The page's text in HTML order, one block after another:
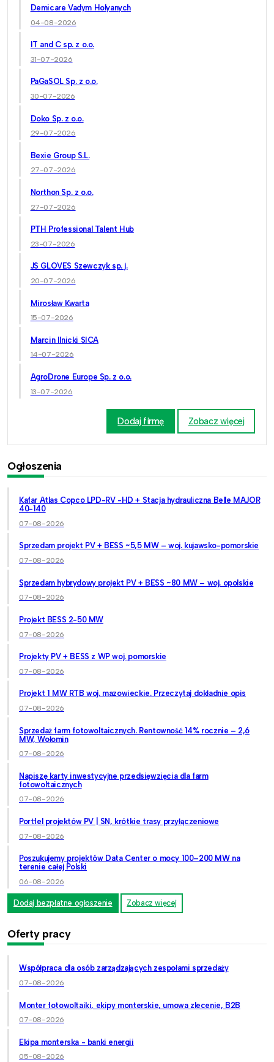
Demicare Vadym Holyanych
04-08-2026
IT and C sp. z o.o.
31-07-2026
PaGaSOL Sp. z o.o.
30-07-2026
Doko Sp. z o.o.
29-07-2026
Bexie Group S.L.
27-07-2026
Northon Sp. z o.o.
27-07-2026
PTH Professional Talent Hub
23-07-2026
JS GLOVES Szewczyk sp. j.
20-07-2026
Mirosław Kwarta
15-07-2026
Marcin Ilnicki SICA
14-07-2026
AgroDrone Europe Sp. z o.o.
13-07-2026
Dodaj firmę Zobacz więcej
Ogłoszenia
Kafar Atlas Copco LPD-RV -HD + Stacja hydrauliczna Belle MAJOR
40-140
07-08-2026
Sprzedam projekt PV + BESS ~5,5 MW – woj. kujawsko-pomorskie
07-08-2026
Sprzedam hybrydowy projekt PV + BESS ~80 MW – woj. opolskie
07-08-2026
Projekt BESS 2-50 MW
07-08-2026
Projekty PV + BESS z WP woj. pomorskie
07-08-2026
Projekt 1 MW RTB woj. mazowieckie. Przeczytaj dokładnie opis
07-08-2026
Sprzedaż farm fotowoltaicznych. Rentowność 14% rocznie – 2,6
MW, Wołomin
07-08-2026
Napiszę karty inwestycyjne przedsięwzięcia dla farm
fotowoltaicznych
07-08-2026
Portfel projektów PV | SN, krótkie trasy przyłączeniowe
07-08-2026
Poszukujemy projektów Data Center o mocy 100–200 MW na
terenie całej Polski
06-08-2026
Dodaj bezpłatne ogłoszenie Zobacz więcej
Oferty pracy
Współpraca dla osób zarządzających zespołami sprzedaży
07-08-2026
Monter fotowoltaiki, ekipy monterskie, umowa zlecenie, B2B
07-08-2026
Ekipa monterska - banki energii
05-08-2026